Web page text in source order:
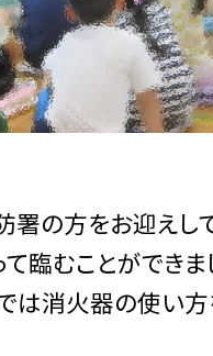
の方をお迎えし
臨むことができま
消火器の使い方